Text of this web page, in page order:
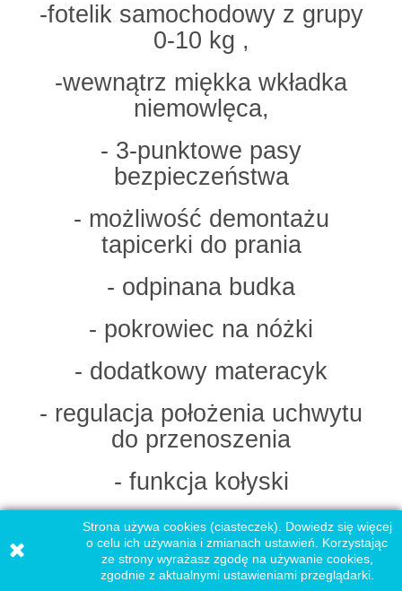
-fotelik samochodowy z grupy
0-10 kg ,
-wewnątrz miękka wkładka
niemowlęca,
- 3-punktowe pasy
bezpieczeństwa
- możliwość demontażu
tapicerki do prania
- odpinana budka
- pokrowiec na nóżki
- dodatkowy materacyk
- regulacja położenia uchwytu
do przenoszenia
- funkcja kołyski
Strona używa cookies (ciasteczek). Dowiedz się więcej
o celu ich używania i zmianach ustawień. Korzystając
ze strony wyrażasz zgodę na używanie cookies,
zgodnie z aktualnymi ustawieniami przeglądarki.